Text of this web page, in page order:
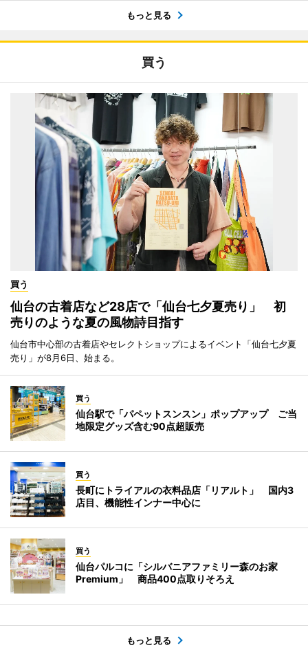
もっと見る
買う
買う
仙台の古着店など28店で「仙台七夕夏売り」 初
売りのような夏の風物詩目指す
仙台市中心部の古着店やセレクトショップによるイベント「仙台七夕夏
売り」が8月6日、始まる。
買う
仙台駅で「パペットスンスン」ポップアップ ご当
地限定グッズ含む90点超販売
買う
長町にトライアルの衣料品店「リアルト」 国内3
店目、機能性インナー中心に
買う
仙台パルコに「シルバニアファミリー森のお家
Premium」 商品400点取りそろえ
もっと見る